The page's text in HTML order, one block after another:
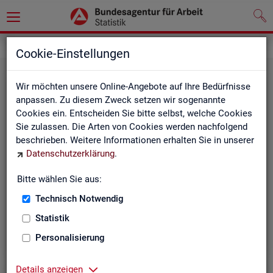
Cookie-Einstellungen
Wir möchten unsere Online-Angebote auf Ihre Bedürfnisse
anpassen. Zu diesem Zweck setzen wir sogenannte
Cookies ein. Entscheiden Sie bitte selbst, welche Cookies
Sie zulassen. Die Arten von Cookies werden nachfolgend
beschrieben. Weitere Informationen erhalten Sie in unserer
Datenschutzerklärung.
Bitte wählen Sie aus:
Technisch Notwendig
Statistik
Personalisierung
Details anzeigen
Re­gio­na­le Glie­de­run­gen
Landkreise) in den Statistiken der BA